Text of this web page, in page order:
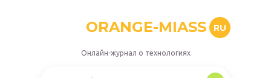
ORANGE-MIASS RU
Онлайн-журнал о технологиях